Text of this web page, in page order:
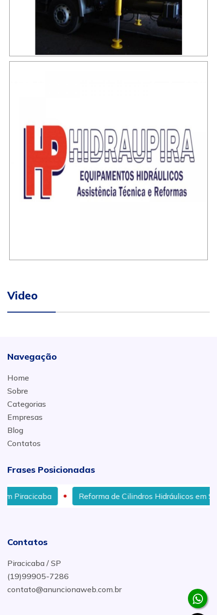
Video
Navegação
Home
Sobre
Categorias
Empresas
Blog
Contatos
Frases Posicionadas
de Cilindros Hidráulicos em Sorocaba, Itapetininga
Contatos
Piracicaba / SP
(19)99905-7286
contato@anuncionaweb.com.br